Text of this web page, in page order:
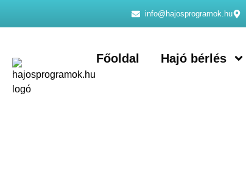
info@hajosprogramok.hu
Főoldal Hajó bérlés